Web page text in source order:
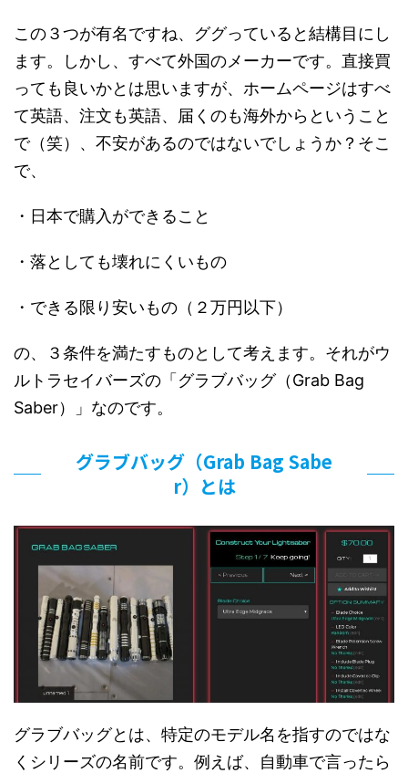
この３つが有名ですね、ググっていると結構目にし
ます。しかし、すべて外国のメーカーです。直接買
っても良いかとは思いますが、ホームページはすべ
て英語、注文も英語、届くのも海外からということ
で（笑）、不安があるのではないでしょうか？そこ
で、
・日本で購入ができること
・落としても壊れにくいもの
・できる限り安いもの（２万円以下）
の、３条件を満たすものとして考えます。それがウ
ルトラセイバーズの「グラブバッグ（Grab Bag
Saber）」なのです。
グラブバッグ（Grab Bag Sabe
r）とは
グラブバッグとは、特定のモデル名を指すのではな
くシリーズの名前です。例えば、自動車で言ったら